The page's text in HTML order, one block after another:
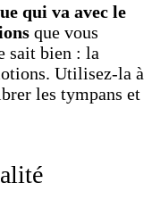
qui va avec le
que vous
sait bien : la
Utilisez-la à
les tympans et